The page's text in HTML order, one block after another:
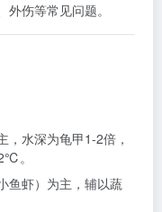
伤等常见问题‌。
，水深为龟甲1-2倍，
。
鱼虾）为主，辅以蔬